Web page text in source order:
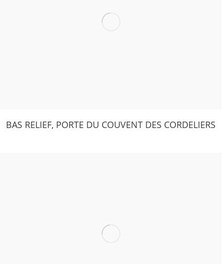
BAS RELIEF, PORTE DU COUVENT DES CORDELIERS